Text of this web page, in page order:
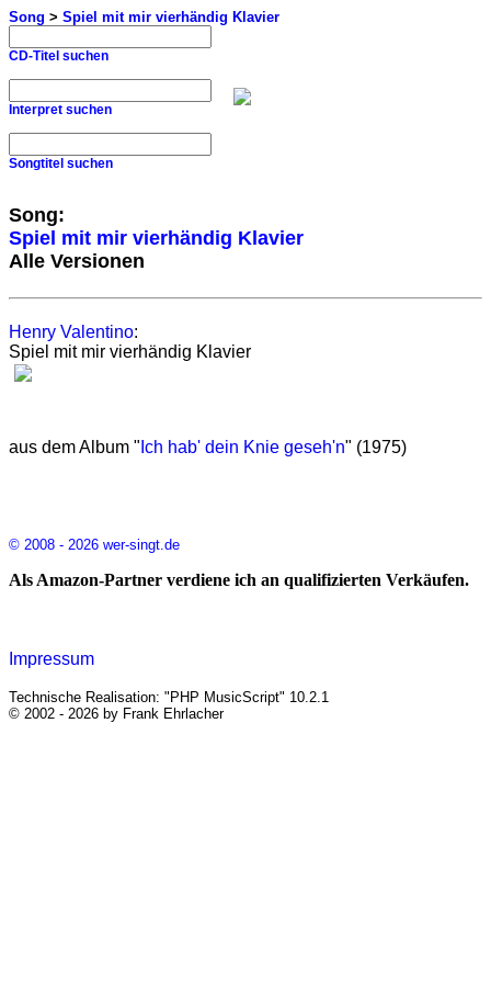
Song > Spiel mit mir vierhändig Klavier
CD-Titel suchen
Interpret suchen
Songtitel suchen
Song:
Spiel mit mir vierhändig Klavier
Alle Versionen
Henry Valentino:
Spiel mit mir vierhändig Klavier
aus dem Album " Ich hab' dein Knie geseh'n" (1975)
© 2008 - 2026 wer-singt.de
Als Amazon-Partner verdiene ich an qualifizierten Verkäufen.
Impressum
Technische Realisation: "PHP MusicScript" 10.2.1
© 2002 - 2026 by Frank Ehrlacher